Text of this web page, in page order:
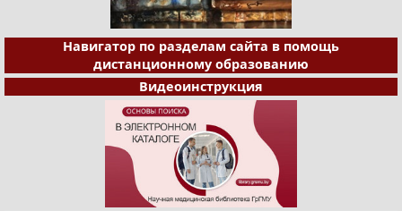
Навигатор по разделам сайта в помощь
дистанционному образованию
Видеоинструкция